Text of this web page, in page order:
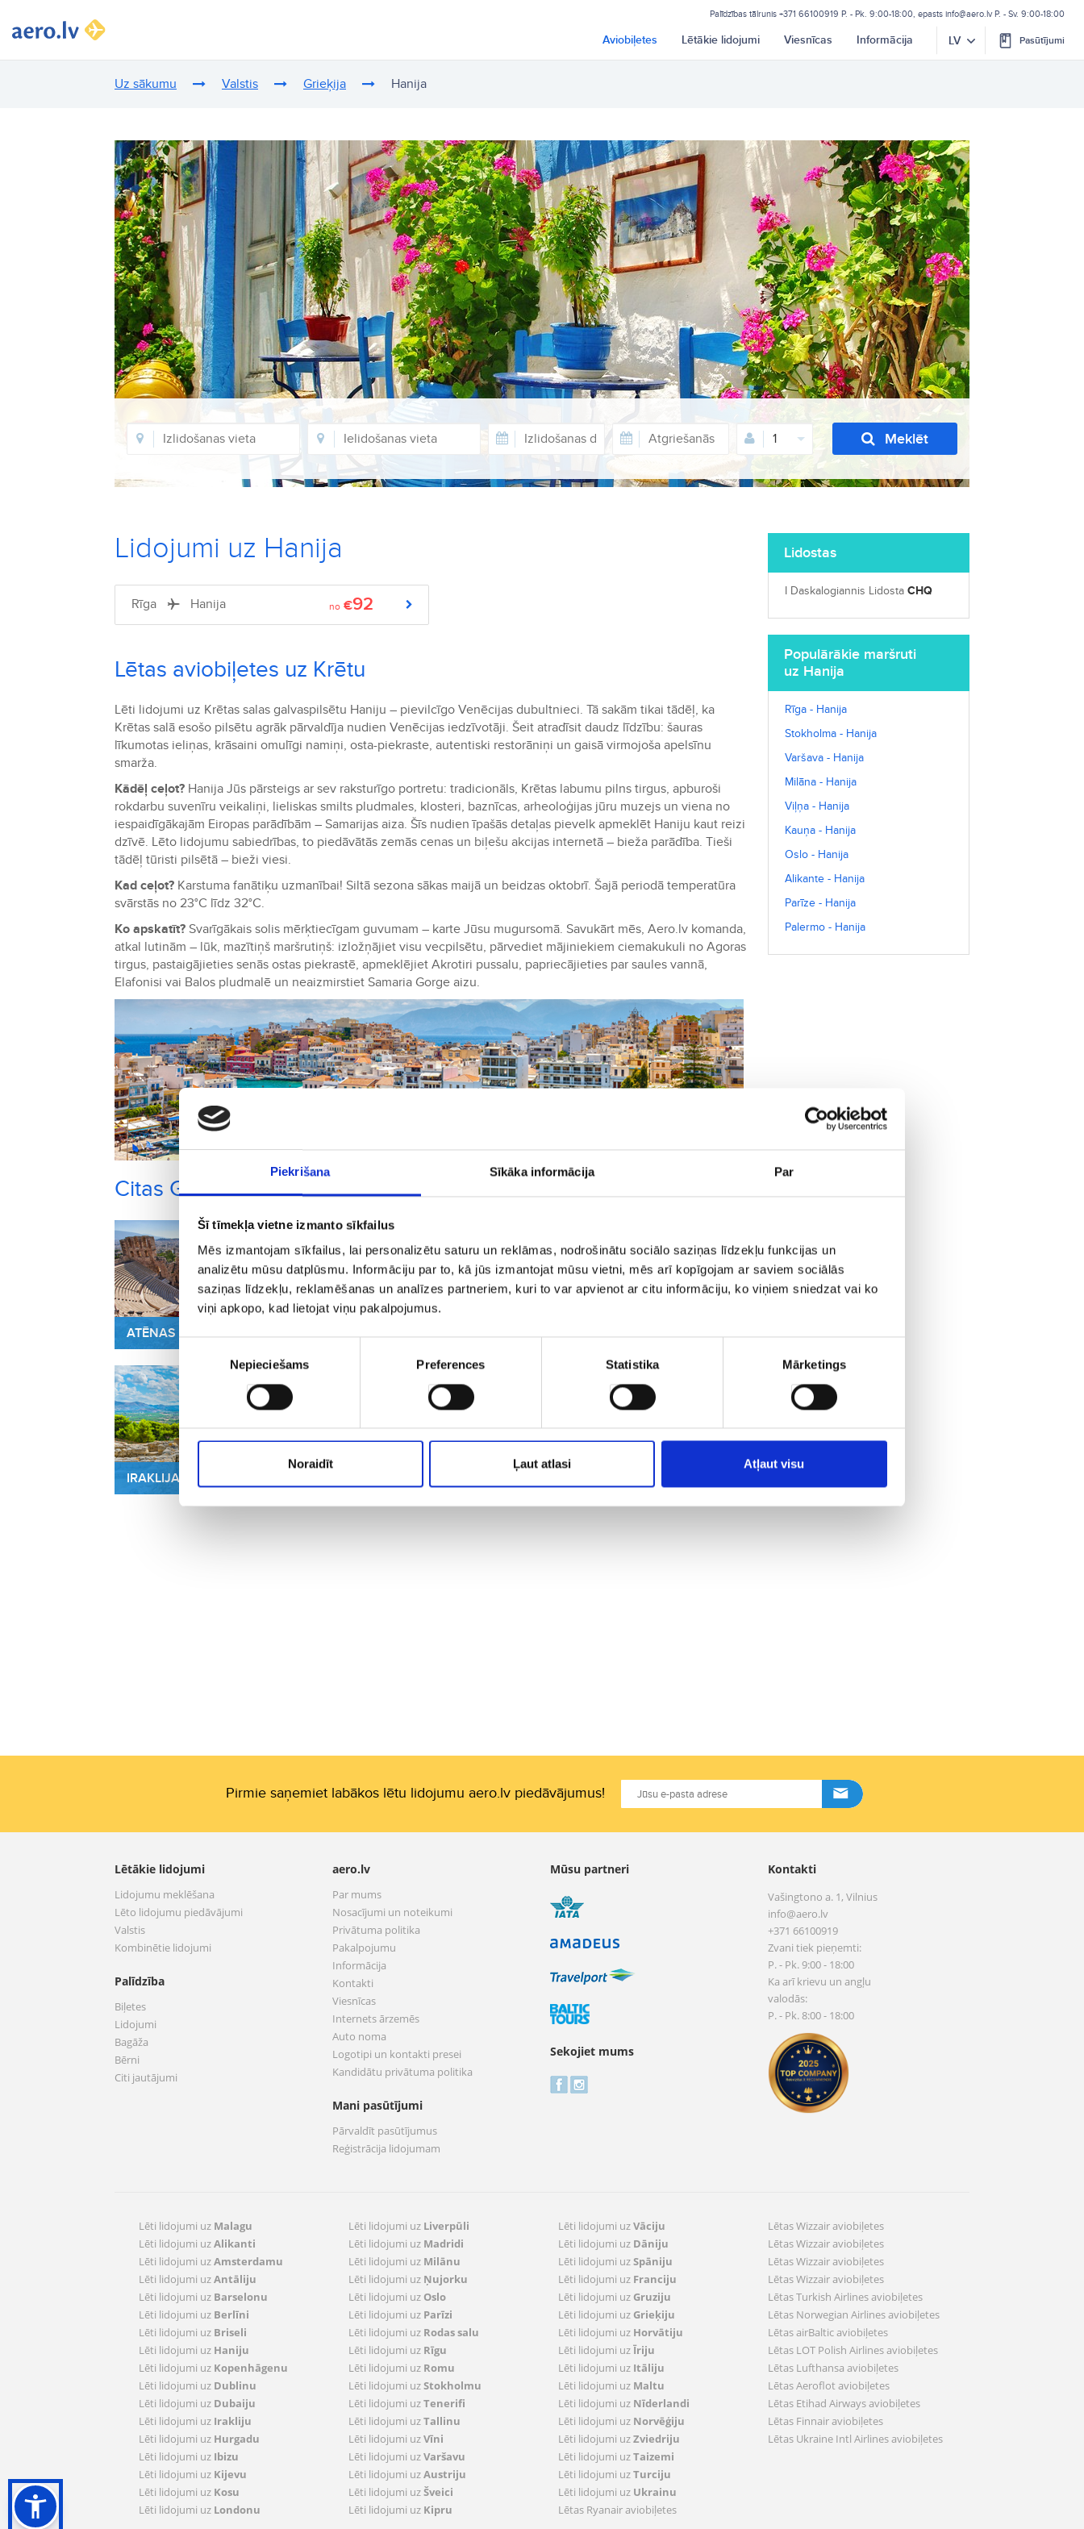
Piekrišana Sīkāka informācija Par
Šī tīmekļa vietne izmanto sīkfailus
Mēs izmantojam sīkfailus, lai personalizētu saturu un reklāmas, nodrošinātu sociālo saziņas līdzekļu funkcijas un
analizētu mūsu datplūsmu. Informāciju par to, kā jūs izmantojat mūsu vietni, mēs arī kopīgojam ar saviem sociālās
saziņas līdzekļu, reklamēšanas un analīzes partneriem, kuri to var apvienot ar citu informāciju, ko viņiem sniedzat vai ko
viņi apkopo, kad lietojat viņu pakalpojumus.
izvēle
Nepieciešams Preferences Statistika Mārketings
Noraidīt Ļaut atlasi Atļaut visu
Palīdzības tālrunis +371 66100919 P. - Pk. 9:00-18:00, epasts info@aero.lv P. - Sv. 9:00-18:00
Aviobiļetes Lētākie lidojumi Viesnīcas Informācija LV Pasūtījumi
Uz sākumu Valstis Grieķija Hanija
1 Meklēt
Lidojumi uz Hanija
Rīga Hanija no €92
Lētas aviobiļetes uz Krētu
Lēti lidojumi uz Krētas salas galvaspilsētu Haniju – pievilcīgo Venēcijas dubultnieci. Tā sakām tikai tādēļ, ka
Krētas salā esošo pilsētu agrāk pārvaldīja nudien Venēcijas iedzīvotāji. Šeit atradīsit daudz līdzību: šauras
līkumotas ieliņas, krāsaini omulīgi namiņi, osta-piekraste, autentiski restorāniņi un gaisā virmojoša apelsīnu
smarža.
Kādēļ ceļot? Hanija Jūs pārsteigs ar sev raksturīgo portretu: tradicionāls, Krētas labumu pilns tirgus, apburoši
rokdarbu suvenīru veikaliņi, lieliskas smilts pludmales, klosteri, baznīcas, arheoloģijas jūru muzejs un viena no
iespaidīgākajām Eiropas parādībām – Samarijas aiza. Šīs nudien īpašās detaļas pievelk apmeklēt Haniju kaut reizi
dzīvē. Lēto lidojumu sabiedrības, to piedāvātās zemās cenas un biļešu akcijas internetā – bieža parādība. Tieši
tādēļ tūristi pilsētā – bieži viesi.
Kad ceļot? Karstuma fanātiķu uzmanībai! Siltā sezona sākas maijā un beidzas oktobrī. Šajā periodā temperatūra
svārstās no 23°C līdz 32°C.
Ko apskatīt? Svarīgākais solis mērķtiecīgam guvumam – karte Jūsu mugursomā. Savukārt mēs, Aero.lv komanda,
atkal lutinām – lūk, mazītiņš maršrutiņš: izložņājiet visu vecpilsētu, pārvediet mājiniekiem ciemakukuli no Agoras
tirgus, pastaigājieties senās ostas piekrastē, apmeklējiet Akrotiri pussalu, papriecājieties par saules vannā,
Elafonisi vai Balos pludmalē un neaizmirstiet Samaria Gorge aizu.
Citas Grieķija pilsētas, kuras varētu Jums patikt
ATĒNAS SALONIKI RODAS SALA
IRAKLIJA
Lidostas
I Daskalogiannis Lidosta CHQ
Populārākie maršruti
uz Hanija
Rīga - Hanija
Stokholma - Hanija
Varšava - Hanija
Milāna - Hanija
Viļņa - Hanija
Kauņa - Hanija
Oslo - Hanija
Alikante - Hanija
Parīze - Hanija
Palermo - Hanija
Pirmie saņemiet labākos lētu lidojumu aero.lv piedāvājumus!
Lētākie lidojumi
Lidojumu meklēšana
Lēto lidojumu piedāvājumi
Valstis
Kombinētie lidojumi
Palīdzība
Biļetes
Lidojumi
Bagāža
Bērni
Citi jautājumi
aero.lv
Par mums
Nosacījumi un noteikumi
Privātuma politika
Pakalpojumu
Informācija
Kontakti
Viesnīcas
Internets ārzemēs
Auto noma
Logotipi un kontakti presei
Kandidātu privātuma politika
Mani pasūtījumi
Pārvaldīt pasūtījumus
Reģistrācija lidojumam
Mūsu partneri
Sekojiet mums
Kontakti
Vašingtono a. 1, Vilnius
info@aero.lv
+371 66100919
Zvani tiek pieņemti:
P. - Pk. 9:00 - 18:00
Ka arī krievu un angļu
valodās:
P. - Pk. 8:00 - 18:00
Lēti lidojumi uz Malagu
Lēti lidojumi uzAlikanti
Lēti lidojumi uzAmsterdamu
Lēti lidojumi uzAntāliju
Lēti lidojumi uz Barselonu
Lēti lidojumi uz Berlīni
Lēti lidojumi uz Briseli
Lēti lidojumi uz Haniju
Lēti lidojumi uz Kopenhāgenu
Lēti lidojumi uz Dublinu
Lēti lidojumi uz Dubaiju
Lēti lidojumi uz Irakliju
Lēti lidojumi uz Hurgadu
Lēti lidojumi uz Ibizu
Lēti lidojumi uz Kijevu
Lēti lidojumi uz Kosu
Lēti lidojumi uz Londonu
Lēti lidojumi uz Liverpūli
Lēti lidojumi uz Madridi
Lēti lidojumi uz Milānu
Lēti lidojumi uz Ņujorku
Lēti lidojumi uz Oslo
Lēti lidojumi uz Parīzi
Lēti lidojumi uz Rodas salu
Lēti lidojumi uz Rīgu
Lēti lidojumi uz Romu
Lēti lidojumi uzStokholmu
Lēti lidojumi uzTenerifi
Lēti lidojumi uzTallinu
Lēti lidojumi uzVīni
Lēti lidojumi uzVaršavu
Lēti lidojumi uzAustriju
Lēti lidojumi uzŠveici
Lēti lidojumi uz Kipru
Lēti lidojumi uzVāciju
Lēti lidojumi uz Dāniju
Lēti lidojumi uzSpāniju
Lēti lidojumi uz Franciju
Lēti lidojumi uz Gruziju
Lēti lidojumi uz Grieķiju
Lēti lidojumi uz Horvātiju
Lēti lidojumi uzĪriju
Lēti lidojumi uz Itāliju
Lēti lidojumi uz Maltu
Lēti lidojumi uz Nīderlandi
Lēti lidojumi uz Norvēģiju
Lēti lidojumi uzZviedriju
Lēti lidojumi uzTaizemi
Lēti lidojumi uzTurciju
Lēti lidojumi uz Ukrainu
Lētas Ryanair aviobiļetes
Lētas Wizzair aviobiļetes
Lētas Wizzair aviobiļetes
Lētas Wizzair aviobiļetes
Lētas Wizzair aviobiļetes
Lētas Turkish Airlines aviobiļetes
Lētas Norwegian Airlines aviobiļetes
Lētas airBaltic aviobiļetes
Lētas LOT Polish Airlines aviobiļetes
Lētas Lufthansa aviobiļetes
Lētas Aeroflot aviobiļetes
Lētas Etihad Airways aviobiļetes
Lētas Finnair aviobiļetes
Lētas Ukraine Intl Airlines aviobiļetes